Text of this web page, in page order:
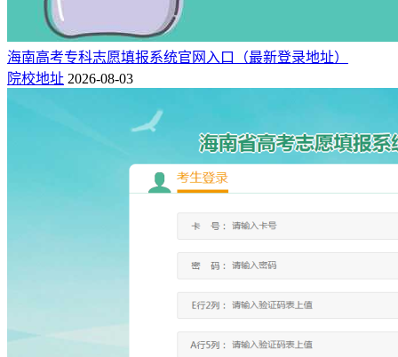
海南高考专科志愿填报系统官网入口（最新登录地址）
院校地址 2026-08-03